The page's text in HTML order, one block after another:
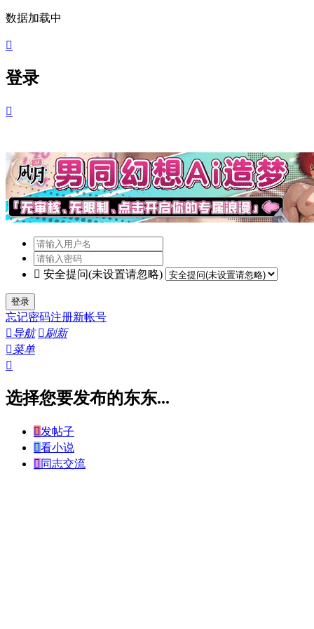
数据加载中

登录

 安全提问(未设置请忽略)
登录
忘记密码注册新帐号
导航 刷新
菜单

选择您要发布的东东...
发帖子
看小说
 同志交流